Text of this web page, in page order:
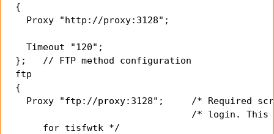
  {
    Proxy "http://proxy:3128";
    Timeout "120";
  };   // FTP method configuration
  ftp
  {
Proxy "ftp://proxy:3128";     /* Required
/* login. This
       for tisfwtk */